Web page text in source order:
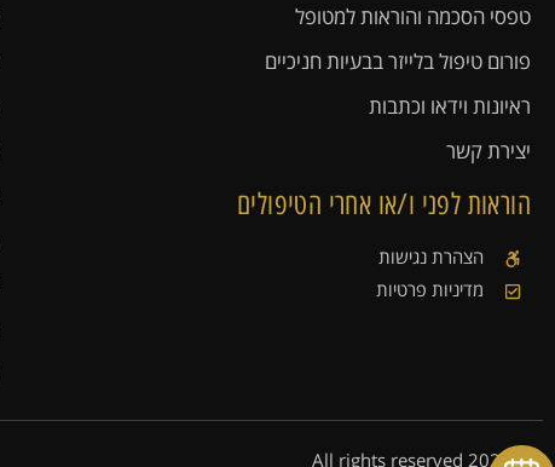
טפסי הסכמה והוראות למטופל
פורום טיפול בלייזר בבעיות חניכיים
ראיונות וידאו וכתבות
יצירת קשר
הוראות לפני ו/או אחרי הטיפולים
הצהרת נגישות
מדיניות פרטיות
© 2021 All rights reserved